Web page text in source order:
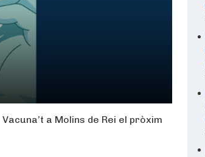
a Molins de Rei el pròxim